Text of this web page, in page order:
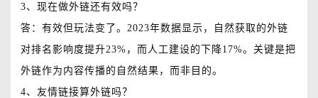
3、现在做外链还有效吗？
答：有效但玩法变了。2023年数据显示，自然获取的外链
对排名影响度提升23%，而人工建设的下降17%。关键是把
外链作为内容传播的自然结果，而非目的。
4、友情链接算外链吗？